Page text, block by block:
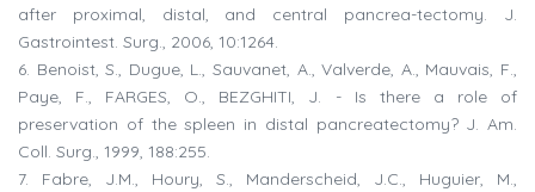
after proximal, distal, and central pancrea-tectomy. J.
Gastrointest. Surg., 2006, 10:1264.
6. Benoist, S., Dugue, L., Sauvanet, A., Valverde, A., Mauvais, F.,
Paye, F., FARGES, O., BEZGHITI, J. - Is there a role of
preservation of the spleen in distal pancreatectomy? J. Am.
Coll. Surg., 1999, 188:255.
7. Fabre, J.M., Houry, S., Manderscheid, J.C., Huguier, M.,